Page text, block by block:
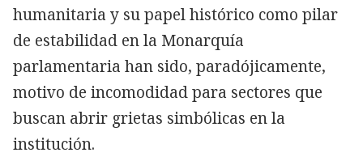
humanitaria y su papel histórico como pilar
de estabilidad en la Monarquía
parlamentaria han sido, paradójicamente,
motivo de incomodidad para sectores que
buscan abrir grietas simbólicas en la
institución.